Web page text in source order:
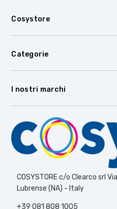
Cosystore
Categorie
I nostri marchi
COSYSTORE c/o Clearco srl
Lubrense (NA) - Italy
+39 081 808 1005